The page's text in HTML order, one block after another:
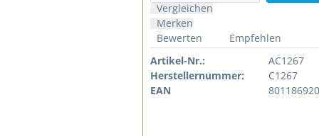
Vergleichen
Merken
Bewerten
Empfehlen
Artikel-Nr.:
AC1267
Herstellernummer:
C1267
EAN